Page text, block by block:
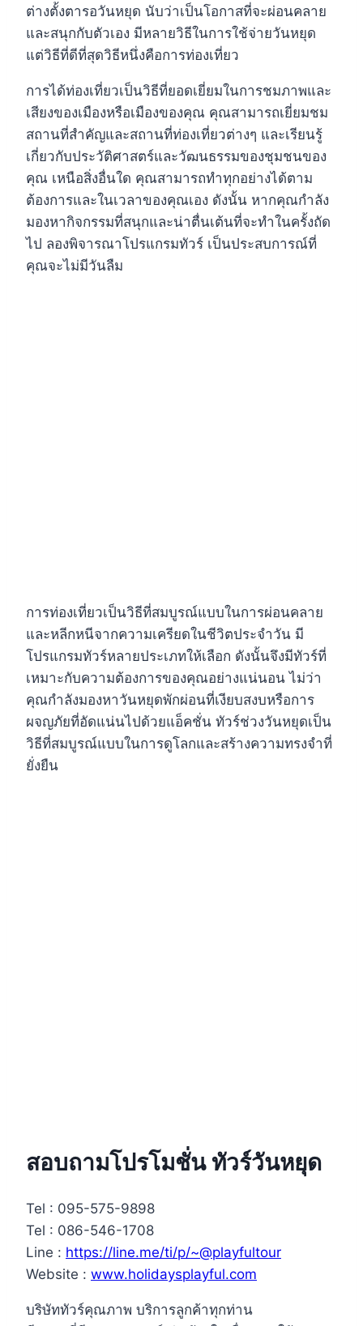
ต่างตั้งตารอวันหยุด นับว่าเป็นโอกาสที่จะผ่อนคลาย
และสนุกกับตัวเอง มีหลายวิธีในการใช้จ่ายวันหยุด
แต่วิธีที่ดีที่สุดวิธีหนึ่งคือการท่องเที่ยว
การได้ท่องเที่ยวเป็นวิธีที่ยอดเยี่ยมในการชมภาพและ
เสียงของเมืองหรือเมืองของคุณ คุณสามารถเยี่ยมชม
สถานที่สำคัญและสถานที่ท่องเที่ยวต่างๆ และเรียนรู้
เกี่ยวกับประวัติศาสตร์และวัฒนธรรมของชุมชนของ
คุณ เหนือสิ่งอื่นใด คุณสามารถทำทุกอย่างได้ตาม
ต้องการและในเวลาของคุณเอง ดังนั้น หากคุณกำลัง
มองหากิจกรรมที่สนุกและน่าตื่นเต้นที่จะทำในครั้งถัด
ไป ลองพิจารณาโปรแกรมทัวร์ เป็นประสบการณ์ที่
คุณจะไม่มีวันลืม
การท่องเที่ยวเป็นวิธีที่สมบูรณ์แบบในการผ่อนคลาย
และหลีกหนีจากความเครียดในชีวิตประจำวัน มี
โปรแกรมทัวร์หลายประเภทให้เลือก ดังนั้นจึงมีทัวร์ที่
เหมาะกับความต้องการของคุณอย่างแน่นอน ไม่ว่า
คุณกำลังมองหาวันหยุดพักผ่อนที่เงียบสงบหรือการ
ผจญภัยที่อัดแน่นไปด้วยแอ็คชั่น ทัวร์ช่วงวันหยุดเป็น
วิธีที่สมบูรณ์แบบในการดูโลกและสร้างความทรงจำที่
ยั่งยืน
สอบถามโปรโมชั่น ทัวร์วันหยุด
Tel : 095-575-9898
Tel : 086-546-1708
Line : https://line.me/ti/p/~@playfultour
Website : www.holidaysplayful.com
บริษัททัวร์คุณภาพ บริการลูกค้าทุกท่าน